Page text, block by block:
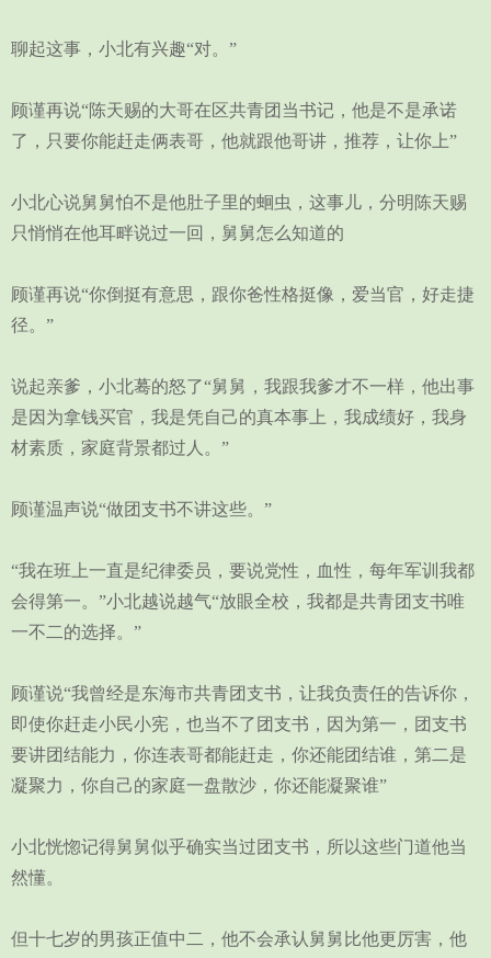
聊起这事，小北有兴趣“对。”
顾谨再说“陈天赐的大哥在区共青团当书记，他是不是承诺
了，只要你能赶走俩表哥，他就跟他哥讲，推荐，让你上”
小北心说舅舅怕不是他肚子里的蛔虫，这事儿，分明陈天赐
只悄悄在他耳畔说过一回，舅舅怎么知道的
顾谨再说“你倒挺有意思，跟你爸性格挺像，爱当官，好走捷
径。”
说起亲爹，小北蓦的怒了“舅舅，我跟我爹才不一样，他出事
是因为拿钱买官，我是凭自己的真本事上，我成绩好，我身
材素质，家庭背景都过人。”
顾谨温声说“做团支书不讲这些。”
“我在班上一直是纪律委员，要说党性，血性，每年军训我都
会得第一。”小北越说越气“放眼全校，我都是共青团支书唯
一不二的选择。”
顾谨说“我曾经是东海市共青团支书，让我负责任的告诉你，
即使你赶走小民小宪，也当不了团支书，因为第一，团支书
要讲团结能力，你连表哥都能赶走，你还能团结谁，第二是
凝聚力，你自己的家庭一盘散沙，你还能凝聚谁”
小北恍惚记得舅舅似乎确实当过团支书，所以这些门道他当
然懂。
但十七岁的男孩正值中二，他不会承认舅舅比他更厉害，他